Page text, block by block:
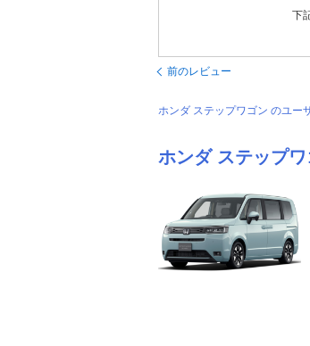
下
前のレビュー
ホンダ ステップワゴン のユー
ホンダ ステップワ